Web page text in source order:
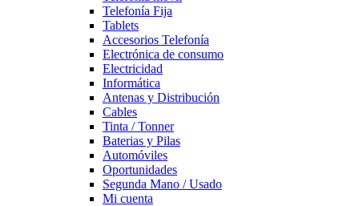
Telefonía Fija
Tablets
Accesorios Telefonía
Electrónica de consumo
Electricidad
Informática
Antenas y Distribución
Cables
Tinta / Tonner
Baterias y Pilas
Automóviles
Oportunidades
Segunda Mano / Usado
Mi cuenta